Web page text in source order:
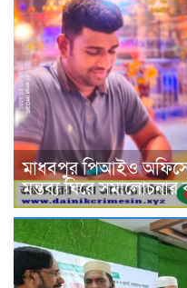
মাধবপুর পিআইও
মন্তব্য ঘিরে